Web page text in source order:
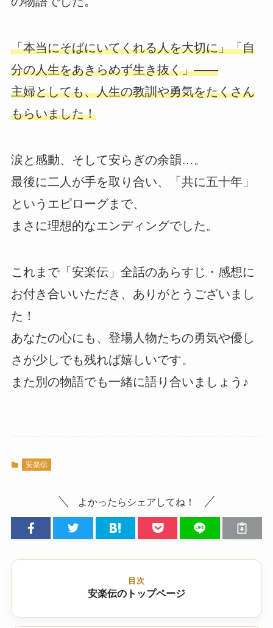
「本当にそばにいてくれる人を大切に」「自
分の人生をあきらめず生き抜く」――
主婦としても、人生の教訓や勇気をたくさん
もらいました！
涙と感動、そして安らぎの余韻…。
最後に二人が手を取り合い、「共に五十年」
というエピローグまで、
まさに理想的なエンディングでした。
これまで「安楽伝」全話のあらすじ・感想に
お付き合いいただき、ありがとうございまし
た！
あなたの心にも、登場人物たちの勇気や優し
さが少しでも残れば嬉しいです。
また別の物語でも一緒に語り合いましょう♪
安楽伝
よかったらシェアしてね！
目次
安楽伝のトップページ